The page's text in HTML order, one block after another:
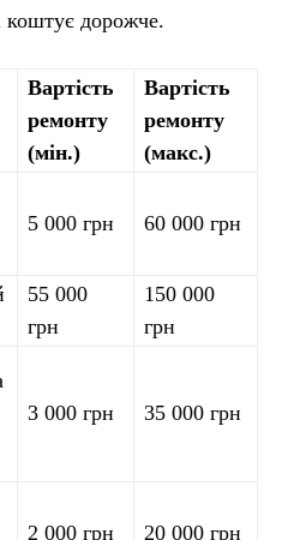
коштує дорожче.
Вартість
ремонту
(мін.)
Вартість
ремонту
(макс.)
5 000 грн 60 000 грн
55 000
грн
150 000
грн
3 000 грн 35 000 грн
2 000 грн 20 000 грн